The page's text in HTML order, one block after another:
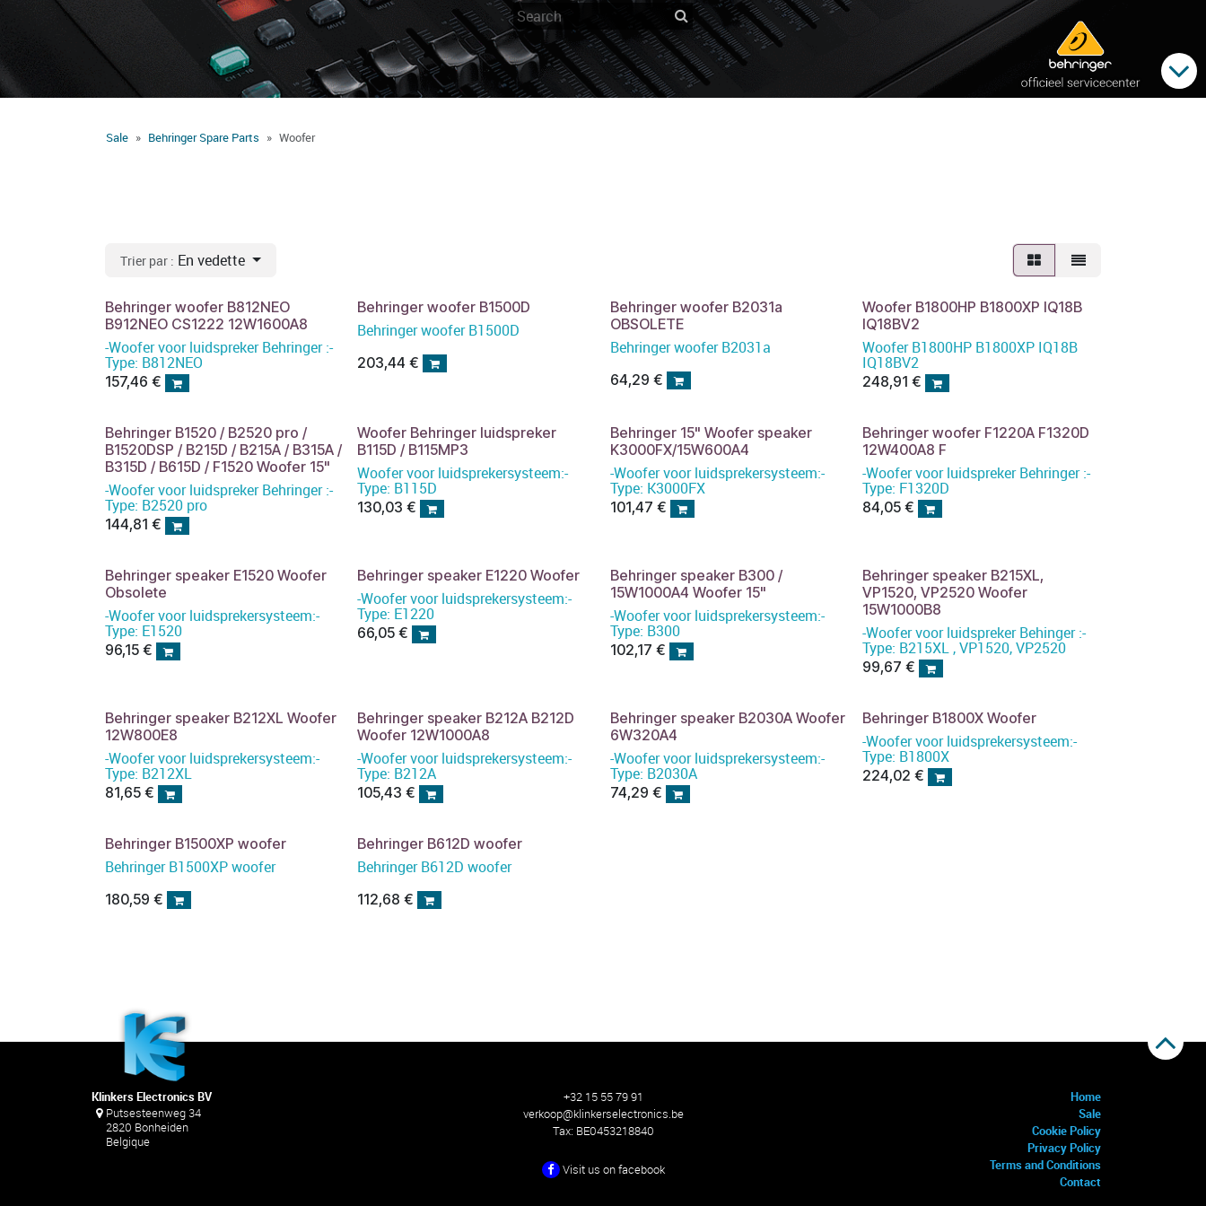
Sale Behringer Spare Parts Woofer
Trier par : En vedette
Behringer woofer B812NEO
B912NEO CS1222 12W1600A8
-Woofer voor luidspreker Behringer :-
Type: B812NEO
157,46 €
Behringer woofer B1500D
Behringer woofer B1500D
203,44 €
Behringer woofer B2031a
OBSOLETE
Behringer woofer B2031a
64,29 €
Woofer B1800HP B1800XP IQ18B
IQ18BV2
Woofer B1800HP B1800XP IQ18B
IQ18BV2
248,91 €
Behringer B1520 / B2520 pro /
B1520DSP / B215D / B215A / B315A /
B315D / B615D / F1520 Woofer 15"
-Woofer voor luidspreker Behringer :-
Type: B2520 pro
144,81 €
Woofer Behringer luidspreker
B115D / B115MP3
Woofer voor luidsprekersysteem:-
Type: B115D
130,03 €
Behringer 15" Woofer speaker
K3000FX/15W600A4
-Woofer voor luidsprekersysteem:-
Type: K3000FX
101,47 €
Behringer woofer F1220A F1320D
12W400A8 F
-Woofer voor luidspreker Behringer :-
Type: F1320D
84,05 €
Behringer speaker E1520 Woofer
Obsolete
-Woofer voor luidsprekersysteem:-
Type: E1520
96,15 €
Behringer speaker E1220 Woofer
-Woofer voor luidsprekersysteem:-
Type: E1220
66,05 €
Behringer speaker B300 /
15W1000A4 Woofer 15"
-Woofer voor luidsprekersysteem:-
Type: B300
102,17 €
Behringer speaker B215XL,
VP1520, VP2520 Woofer
15W1000B8
-Woofer voor luidspreker Behinger :-
Type: B215XL , VP1520, VP2520
99,67 €
Behringer speaker B212XL Woofer
12W800E8
-Woofer voor luidsprekersysteem:-
Type: B212XL
81,65 €
Behringer speaker B212A B212D
Woofer 12W1000A8
-Woofer voor luidsprekersysteem:-
Type: B212A
105,43 €
Behringer speaker B2030A Woofer
6W320A4
-Woofer voor luidsprekersysteem:-
Type: B2030A
74,29 €
Behringer B1800X Woofer
-Woofer voor luidsprekersysteem:-
Type: B1800X
224,02 €
Behringer B1500XP woofer
Behringer B1500XP woofer
180,59 €
Behringer B612D woofer
Behringer B612D woofer
112,68 €
Klinkers Electronics BV
Putsesteenweg 34
2820 Bonheiden
Belgique
+32 15 55 79 91
verkoop@klinkerselectronics.be
Tax: BE0453218840
Visit us on facebook
Home
Sale
Cookie Policy
Privacy Policy
Terms and Conditions
Contact